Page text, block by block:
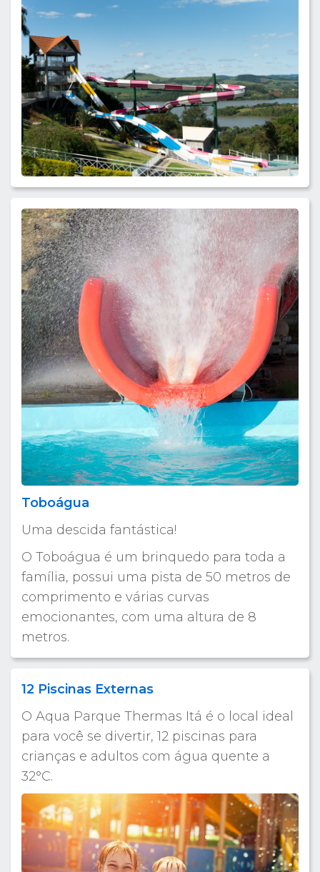
Toboágua
Uma descida fantástica!
O Toboágua é um brinquedo para toda a
família, possui uma pista de 50 metros de
comprimento e várias curvas
emocionantes, com uma altura de 8
metros.
12 Piscinas Externas
O Aqua Parque Thermas Itá é o local ideal
para você se divertir, 12 piscinas para
crianças e adultos com água quente a
32°C.